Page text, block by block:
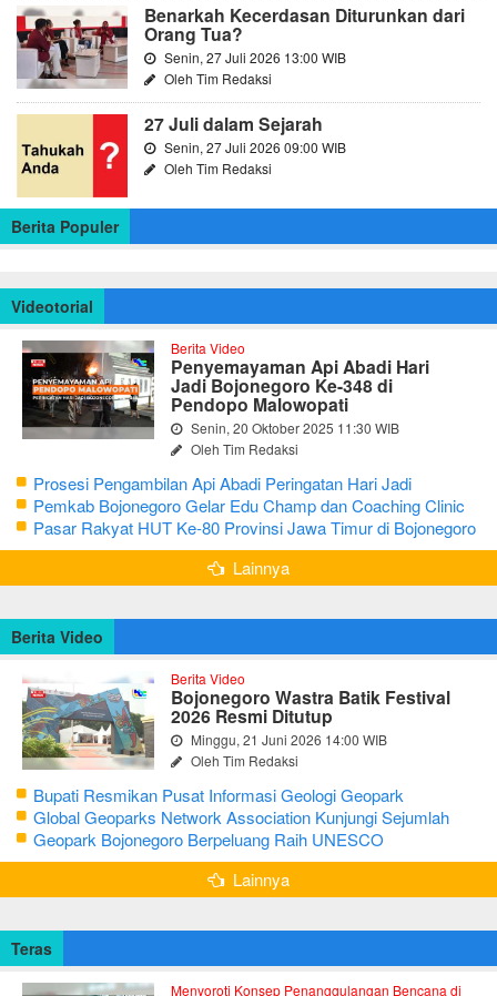
Benarkah Kecerdasan Diturunkan dari
Orang Tua?
Senin, 27 Juli 2026 13:00 WIB
Oleh Tim Redaksi
27 Juli dalam Sejarah
Senin, 27 Juli 2026 09:00 WIB
Oleh Tim Redaksi
Berita Populer
Videotorial
Berita Video
Penyemayaman Api Abadi Hari
Jadi Bojonegoro Ke-348 di
Pendopo Malowopati
Senin, 20 Oktober 2025 11:30 WIB
Oleh Tim Redaksi
Prosesi Pengambilan Api Abadi Peringatan Hari Jadi
Bojonegoro Ke-348
Pemkab Bojonegoro Gelar Edu Champ dan Coaching Clinic
Seni Reog dan Jaranan
Pasar Rakyat HUT Ke-80 Provinsi Jawa Timur di Bojonegoro
Lainnya
Berita Video
Berita Video
Bojonegoro Wastra Batik Festival
2026 Resmi Ditutup
Minggu, 21 Juni 2026 14:00 WIB
Oleh Tim Redaksi
Bupati Resmikan Pusat Informasi Geologi Geopark
Bojonegoro
Global Geoparks Network Association Kunjungi Sejumlah
Geosite di Bojonegoro
Geopark Bojonegoro Berpeluang Raih UNESCO
Global Geopark
Lainnya
Teras
Menyoroti Konsep Penanggulangan Bencana di